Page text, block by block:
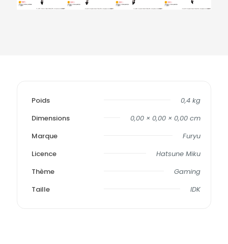
Poids
0,4 kg
Dimensions
0,00 × 0,00 × 0,00 cm
Marque
Furyu
Licence
Hatsune Miku
Thème
Gaming
Taille
IDK